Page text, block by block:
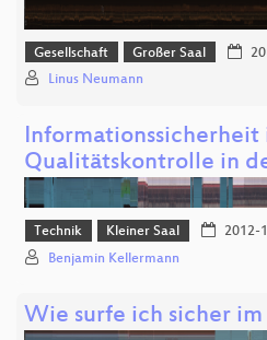
Gesellschaft Großer Saal
Linus Neumann
Qualitätskontrolle in
Technik Kleiner Saal 2012-
Benjamin Kellermann
Wie surfe ich sicher